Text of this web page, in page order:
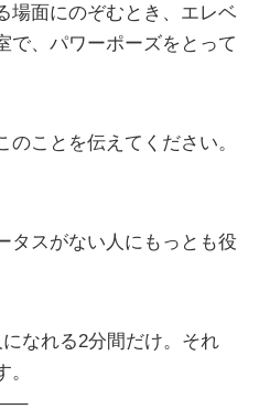
場面にのぞむとき、エレベ
で、パワーポーズをとって
ことを伝えてください。
タスがない人にもっとも役
なれる2分間だけ。それ